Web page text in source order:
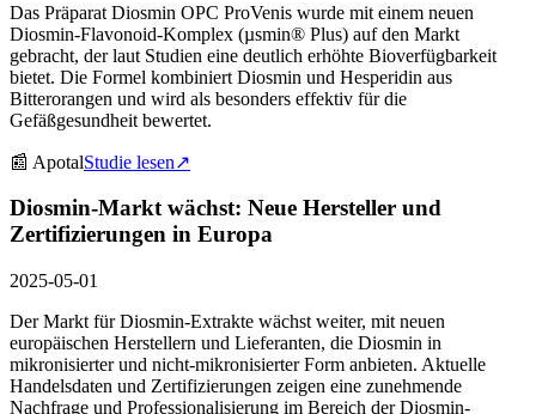
Das Präparat Diosmin OPC ProVenis wurde mit einem neuen
Diosmin-Flavonoid-Komplex (µsmin® Plus) auf den Markt
gebracht, der laut Studien eine deutlich erhöhte Bioverfügbarkeit
bietet. Die Formel kombiniert Diosmin und Hesperidin aus
Bitterorangen und wird als besonders effektiv für die
Gefäßgesundheit bewertet.
📰 ApotalStudie lesen↗
Diosmin-Markt wächst: Neue Hersteller und
Zertifizierungen in Europa
2025-05-01
Der Markt für Diosmin-Extrakte wächst weiter, mit neuen
europäischen Herstellern und Lieferanten, die Diosmin in
mikronisierter und nicht-mikronisierter Form anbieten. Aktuelle
Handelsdaten und Zertifizierungen zeigen eine zunehmende
Nachfrage und Professionalisierung im Bereich der Diosmin-